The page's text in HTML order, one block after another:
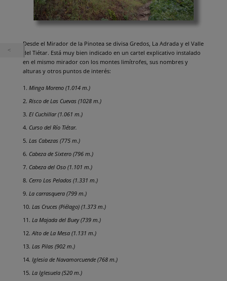
Desde el Mirador de la Pinotea se divisa Gredos, La Adrada y el Valle
del Tiétar. Está muy bien indicado en un cartel explicativo instalado
en el mismo mirador con los montes limítrofes, sus nombres y
alturas y otros puntos de interés:
Minga Moreno (1.014 m.)
Risco de Las Cuevas (1028 m.)
El Cuchillar (1.061 m.)
Curso del Río Tiétar.
Las Cabezas (775 m.)
Cabeza de Sixtero (796 m.)
Cabeza del Oso (1.101 m.)
Cerro Los Pelados (1.331 m.)
La carrasquera (799 m.)
Las Cruces (Piélago) (1.373 m.)
La Majada del Buey (739 m.)
Alto de La Mesa (1.131 m.)
Las Pilas (902 m.)
Iglesia de Navamorcuende (768 m.)
La Iglesuela (520 m.)